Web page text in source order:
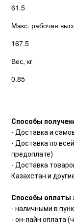
61.5
Макс. рабочая
167.5
Вес, кг
0.85
Способы
- Доставка и
- Доставка по
предоплате)
- Доставка
Казахстан и
Способы оплаты
- наличными в
- он-лайн оплата